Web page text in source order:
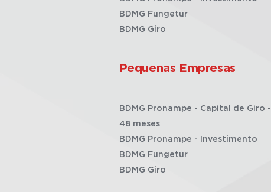
BDMG Fungetur
BDMG Giro
Pequenas Empresas
BDMG Pronampe - Capital de Giro -
48 meses
BDMG Pronampe - Investimento
BDMG Fungetur
BDMG Giro